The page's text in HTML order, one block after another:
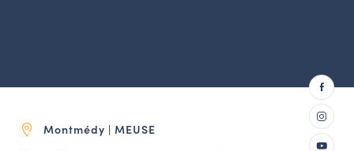
BOURSE D’ÉCHANGE
Montmédy | MEUSE